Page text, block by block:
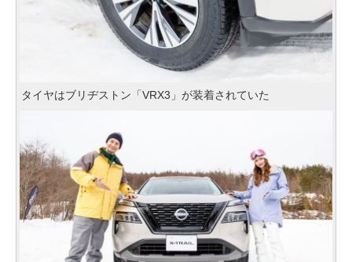
タイヤはブリヂストン「VRX3」が装着されていた